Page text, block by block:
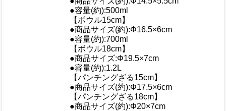
●容量(約):500ml
【ボウル15cm】
●商品サイズ(約):Φ16.5×6cm
●容量(約):700ml
【ボウル18cm】
●商品サイズ:Φ19.5×7cm
●容量(約):1.2L
【パンチングざる15cm】
●商品サイズ(約):Φ17.5×6cm
【パンチングざる18cm】
●商品サイズ(約):Φ20×7cm